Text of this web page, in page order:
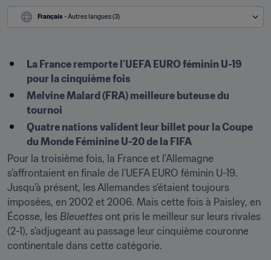
Français - Autres langues (3)
La France remporte l’UEFA EURO féminin U-19
pour la cinquième fois
Melvine Malard (FRA) meilleure buteuse du
tournoi
Quatre nations valident leur billet pour la Coupe
du Monde Féminine U-20 de la FIFA
Pour la troisième fois, la France et l’Allemagne
s’affrontaient en finale de l’UEFA EURO féminin U-19.
Jusqu’à présent, les Allemandes s’étaient toujours
imposées, en 2002 et 2006. Mais cette fois à Paisley, en
Écosse, les Bleuettes ont pris le meilleur sur leurs rivales
(2-1), s’adjugeant au passage leur cinquième couronne
continentale dans cette catégorie.